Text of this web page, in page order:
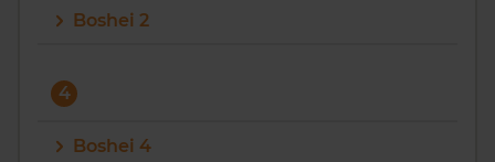
Zoek een woning
Boshei 2
4
Boshei 4